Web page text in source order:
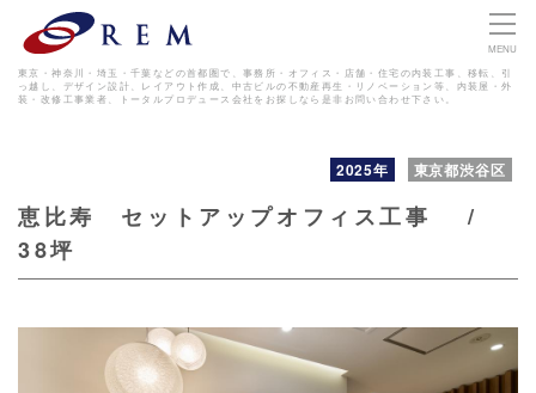
東京・神奈川・埼玉・千葉などの首都圏で、事務所・オフィス・店舗・住宅の内装工事、移転、引
っ越し、デザイン設計、レイアウト作成、 中古ビルの不動産再生・リノベーション等、内装屋・外
装・改修工事業者、トータルプロデュース会社をお探しなら是非お問い合わせ下さい。
MENU
2025年 東京都渋谷区
恵比寿 セットアップオフィス工事 /
38坪